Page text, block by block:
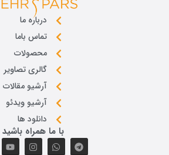
درباره ما
تماس باما
محصولات
گالری تصاویر
آرشیو مقالات
آرشیو ویدئو
دانلود ها
با ما همراه باشید